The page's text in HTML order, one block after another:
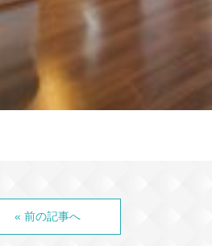
« 前の記事へ